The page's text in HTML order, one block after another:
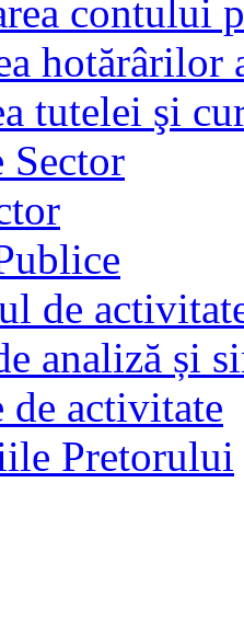
contului
hotărârilor
tutelei şi
de
analiză și
de activitate
Pretorului